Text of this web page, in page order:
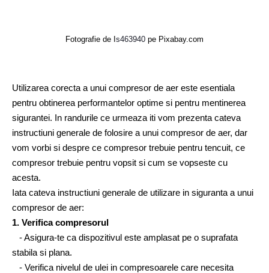
Fotografie de Is463940 pe Pixabay.com
Utilizarea corecta a unui compresor de aer este esentiala
pentru obtinerea performantelor optime si pentru mentinerea
sigurantei. In randurile ce urmeaza iti vom prezenta cateva
instructiuni generale de folosire a unui compresor de aer, dar
vom vorbi si despre ce compresor trebuie pentru tencuit, ce
compresor trebuie pentru vopsit si cum se vopseste cu
acesta.
Iata cateva instructiuni generale de utilizare in siguranta a unui
compresor de aer:
1. Verifica compresorul
- Asigura-te ca dispozitivul este amplasat pe o suprafata
stabila si plana.
- Verifica nivelul de ulei in compresoarele care necesita